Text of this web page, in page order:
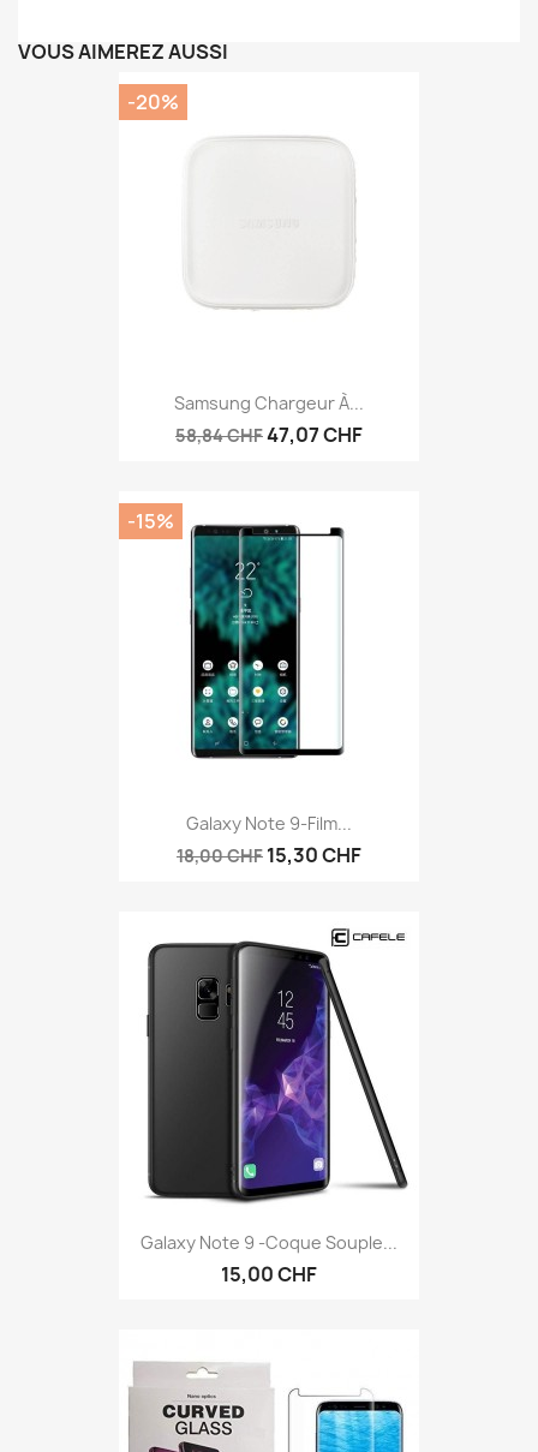
VOUS AIMEREZ AUSSI
Samsung Chargeur À...
58,84 CHF47,07 CHF
-20%
Galaxy Note 9-Film...
18,00 CHF 15,30 CHF
-15%
Galaxy Note 9 -coque Souple...
15,00 CHF